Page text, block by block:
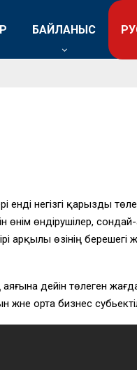
БАЙЛАНЫС
енді негізгі қарызды
өндірушілер,
арқылы өзінің берешегі
дейін төлеген
орта бизнес